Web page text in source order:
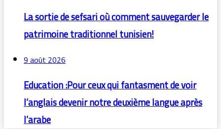
La sortie de sefsari où comment sauvegarder le
patrimoine traditionnel tunisien!
9 août 2026
Education :Pour ceux qui fantasment de voir
l’anglais devenir notre deuxième langue après
l’arabe